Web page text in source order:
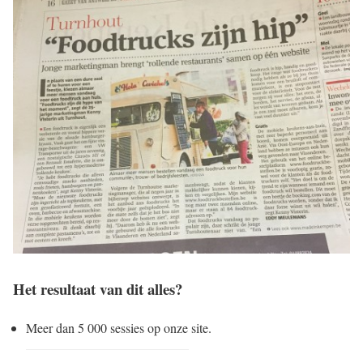
Het resultaat van dit alles?
Meer dan 5 000 sessies op onze site.